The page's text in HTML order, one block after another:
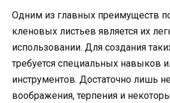
Одним из главных преимуществ
кленовых листьев является их
использовании. Для создания
требуется специальных навыков
инструментов. Достаточно лишь
воображения, терпения и